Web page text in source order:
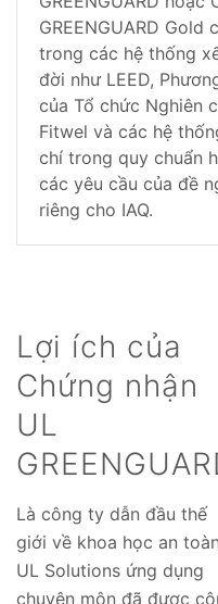
GREENGUARD
trong các hệ thống
đời như LEED,
của Tổ chức Nghiên
Fitwel và các hệ
chí trong quy chuẩn
các yêu cầu của đề
riêng cho IAQ.
Lợi ích của
Chứng nhận
UL
Là công ty dẫn đầu thế
giới về khoa học an
UL Solutions ứng dụng
chuyên môn đã được